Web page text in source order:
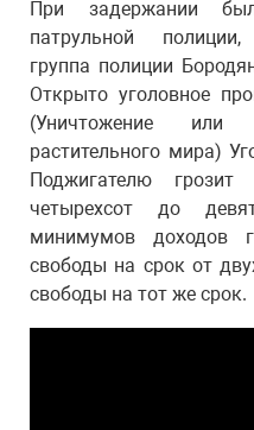
При задержании
патрульной полиции,
группа полиции
Открыто уголовное
(Уничтожение или
растительного мира)
Поджигателю
четырехсот до
минимумов доходов
свободы на срок от
свободы на тот же срок.